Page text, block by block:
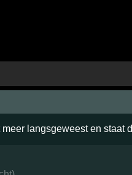
langsgeweest en staat